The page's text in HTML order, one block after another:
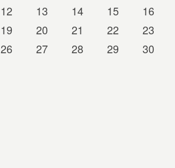
12 13 14 15
16
19 20 21 22
23
26 27 28 29
30